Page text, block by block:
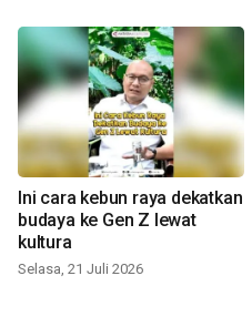
Ini cara kebun raya dekatkan
budaya ke Gen Z lewat
kultura
Selasa, 21 Juli 2026